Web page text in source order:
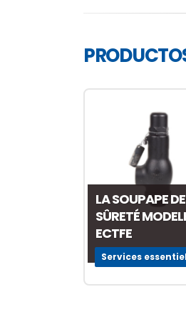
LA SOUPAPE DE
SÛRETÉ
ECTFE
Services